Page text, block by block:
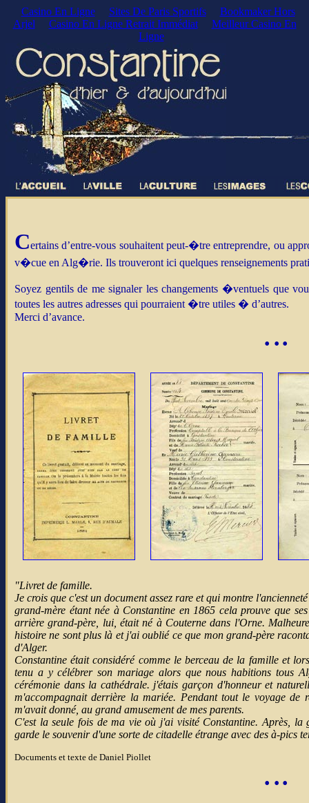
Casino En Ligne Sites De Paris Sportifs
Bookmaker Hors
Arjel
Casino En Ligne Retrait Immédiat
Meilleur Casino En
Ligne
Certains d’entre-vous souhaitent peut-�tre entreprendre, ou
v�cue en Alg�rie. Ils trouveront ici quelques renseignements
Soyez gentils de me signaler les changements �ventuels que
toutes les autres adresses qui pourraient �tre utiles � d’autres.
Merci d’avance.
• • •
"Livret de famille.
Je crois que c'est un document assez rare et qui montre
grand-mère étant née à Constantine en 1865 cela prouve que
arrière grand-père, lui, était né à Couterne dans l'Orne.
histoire ne sont plus là et j'ai oublié ce que mon grand-père
d'Alger.
Constantine était considéré comme le berceau de la famille et
tenu a y célébrer son mariage alors que nous habitions tous
cérémonie dans la cathédrale. j'étais garçon d'honneur et
m'accompagnait derrière la mariée. Pendant tout le voyage de
m'avait donné, au grand amusement de mes parents.
C'est la seule fois de ma vie où j'ai visité Constantine. Après,
garde le souvenir d'une sorte de citadelle étrange avec des à-pics
Documents et texte de Daniel Piollet
• • •